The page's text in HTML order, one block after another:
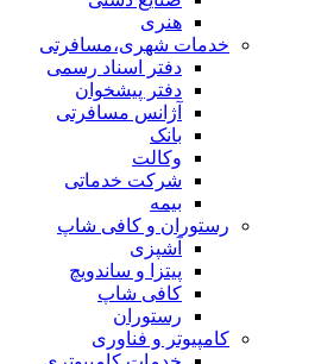
هنری
خدمات شهری،مسافرتی
دفتر اسناد رسمی
دفتر پیشخوان
آژانس مسافرتی
بانک
وکالت
شرکت خدماتی
بيمه
رستوران و کافی شاپ
آشپزی
پیتزا و ساندویچ
کافی شاپ
رستوران
کامپیوتر و فناوری